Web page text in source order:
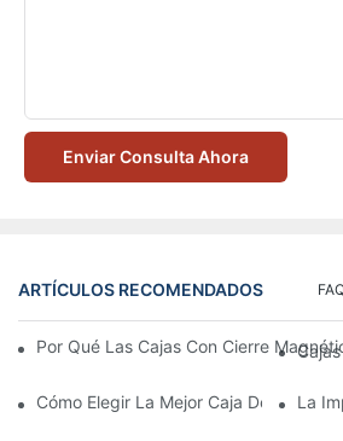
Enviar Consulta Ahora
ARTÍCULOS RECOMENDADOS
Por Qué Las Cajas Con Cierre
Cómo Elegir La Mejor Caja De La